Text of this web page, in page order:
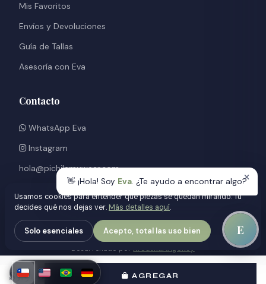
$5.900 AGREGAR
Mis Favoritos
Envíos y Devoluciones
Guía de Tallas
Asesoría con Eva
Contacto
WhatsApp Eva
Instagram
hola@pichilemuwear.com
Berna 767, Pichilemu
Lilafken Apart, VI Región
© 2026 PichilemuWear. Todos los derechos reservados.
Hecho con amor en Pichilemu, Chile
Desarrollado por Kreathur.Agency
E
Usamos cookies para entender qué piezas se quedan mirando. Tú
decides qué nos dejas ver. Más detalles aquí.
Solo esenciales Acepto, total las uso bien
👋 ¡Hola! Soy Eva. ¿Te ayudo a encontrar algo?
Política de Privacidad · Ley 21.719